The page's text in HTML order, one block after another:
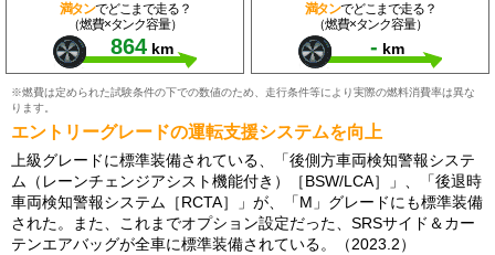
満タンでどこまで走る？
（燃費×タンク容量）
864 km
満タンでどこまで走る？
（燃費×タンク容量）
- km
※燃費は定められた試験条件の下での数値のため、走行条件等により実際の燃料消費率は異な
ります。
エントリーグレードの運転支援システムを向上
上級グレードに標準装備されている、「後側方車両検知警報システ
ム（レーンチェンジアシスト機能付き）［BSW/LCA］」、「後退時
車両検知警報システム［RCTA］」が、「M」グレードにも標準装備
された。また、これまでオプション設定だった、SRSサイド＆カー
テンエアバッグが全車に標準装備されている。（2023.2）